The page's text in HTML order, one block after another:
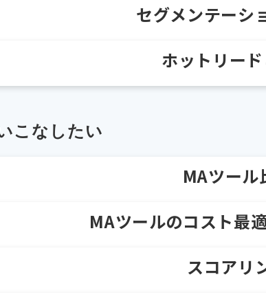
セグメンテーシ
ホットリー
こなしたい
MAツール
MAツールのコスト最
スコアリ